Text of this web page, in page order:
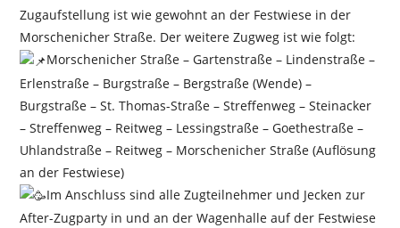
Zugaufstellung ist wie gewohnt an der Festwiese in der
Morschenicher Straße. Der weitere Zugweg ist wie folgt:
Morschenicher Straße – Gartenstraße – Lindenstraße –
Erlenstraße – Burgstraße – Bergstraße (Wende) –
Burgstraße – St. Thomas-Straße – Streffenweg – Steinacker
– Streffenweg – Reitweg – Lessingstraße – Goethestraße –
Uhlandstraße – Reitweg – Morschenicher Straße (Auflösung
an der Festwiese)
Im Anschluss sind alle Zugteilnehmer und Jecken zur
After-Zugparty in und an der Wagenhalle auf der Festwiese